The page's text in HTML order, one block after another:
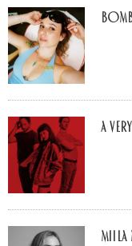
A
Miila